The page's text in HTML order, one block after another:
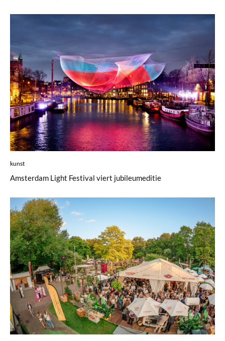
kunst
Amsterdam Light Festival viert jubileumeditie